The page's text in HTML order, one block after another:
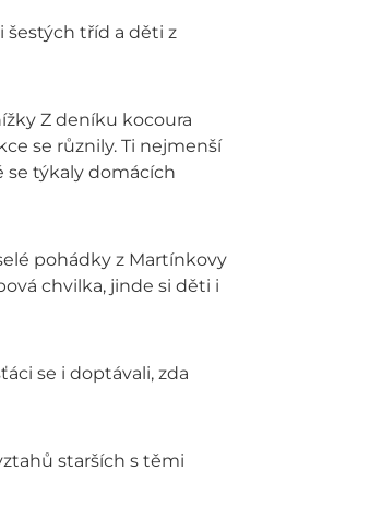
tříd a děti z
Z deníku kocoura
se různily. Ti nejmenší
se týkaly domácích
pohádky z Martínkovy
chvilka, jinde si děti i
se i doptávali, zda
starších s těmi